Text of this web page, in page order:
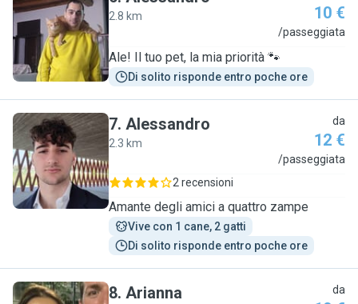
A
2.8 km 10 €
/passeggiata
Ale! Il tuo pet, la mia priorità 🐾
Di solito risponde entro poche ore
A
7. Alessandro
2.3 km
da
12 €
/passeggiata
2 recensioni
Amante degli amici a quattro zampe
Vive con 1 cane, 2 gatti
Di solito risponde entro poche ore
8. Arianna da